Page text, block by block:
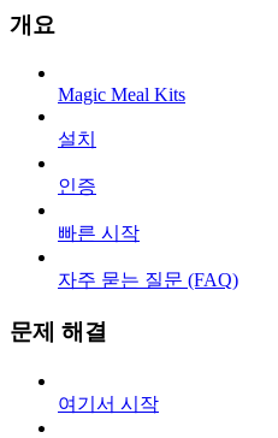
개요
Magic Meal Kits
설치
인증
빠른 시작
자주 묻는 질문 (FAQ)
문제 해결
여기서 시작